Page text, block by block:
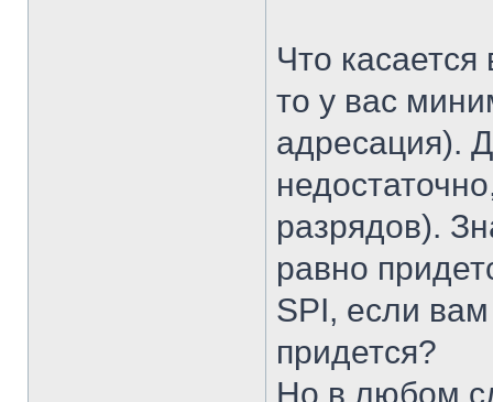
Что
то у вас
адресация).
разрядов).
равно
SPI, если
придется?
Но в любом